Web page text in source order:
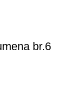
br.6